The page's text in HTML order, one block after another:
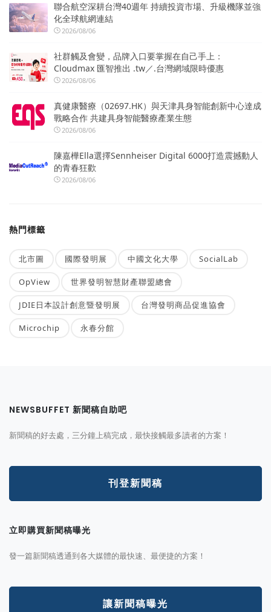
聯合航空深耕台灣40週年 持續投資市場、升級機隊並強
化全球航網連結
2026/08/06
社群觸及會變，品牌入口要掌握在自己手上：
Cloudmax 匯智推出 .tw／.台灣網域限時優惠
2026/08/06
真健康醫療（02697.HK）與天津具身智能創新中心達成
戰略合作 共建具身智能醫療產業生態
2026/08/06
陳嘉樺Ella選擇Sennheiser Digital 6000打造震撼動人
的青春狂歡
2026/08/06
熱門標籤
北市圖 國際發明展 中國文化大學 SocialLab
OpView 世界發明智慧財產聯盟總會
JDIE日本設計創意暨發明展 台灣發明商品促進協會
Microchip 永春分館
NEWSBUFFET 新聞稿自助吧
新聞稿的好去處，三分鐘上稿完成，最快接觸最多讀者的方案！
刊登新聞稿
立即購買新聞稿曝光
發一篇新聞稿透通到各大媒體的最快速、最便捷的方案！
讓新聞稿曝光